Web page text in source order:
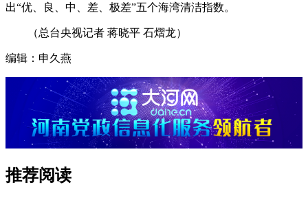
出“优、良、中、差、极差”五个海湾清洁指数。
（总台央视记者 蒋晓平 石熠龙）
编辑：申久燕
推荐阅读